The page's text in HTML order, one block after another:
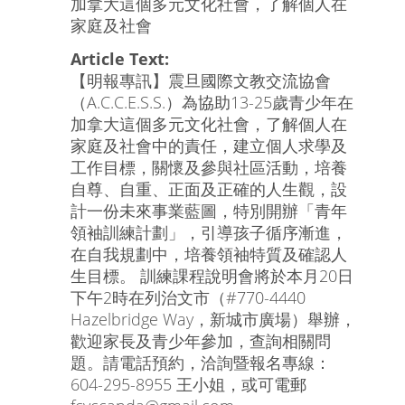
家庭及社會
Article Text:
【明報專訊】震旦國際文教交流協會
（A.C.C.E.S.S.）為協助13-25歲青少年在
加拿大這個多元文化社會，了解個人在
家庭及社會中的責任，建立個人求學及
工作目標，關懷及參與社區活動，培養
自尊、自重、正面及正確的人生觀，設
計一份未來事業藍圖，特別開辦「青年
領袖訓練計劃」，引導孩子循序漸進，
在自我規劃中，培養領袖特質及確認人
生目標。 訓練課程說明會將於本月20日
下午2時在列治文市（#770-4440
Hazelbridge Way，新城市廣場）舉辦，
歡迎家長及青少年參加，查詢相關問
題。請電話預約，洽詢暨報名專線：
604-295-8955 王小姐，或可電郵